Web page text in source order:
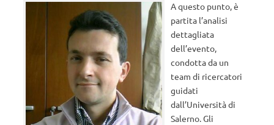
A questo punto, è
partita l’analisi
dettagliata
dell’evento,
condotta da un
team di ricercatori
guidati
dall’Università di
Salerno. Gli